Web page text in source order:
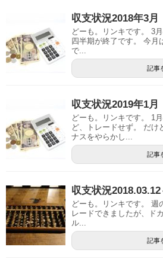
収支状況2018年3月
どーも。リンキです。 3
四半期が終了です。 今月
で...
記事
収支状況2019年1月
どーも。リンキです。 1
ど、トレードせず。 だけ
ナスをやらかし...
記事
収支状況
どーも。リンキです。 週
レードできましたが、ド
ル...
記事